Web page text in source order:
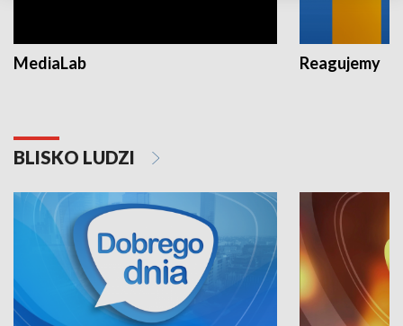
MediaLab Reagujemy
BLISKO LUDZI